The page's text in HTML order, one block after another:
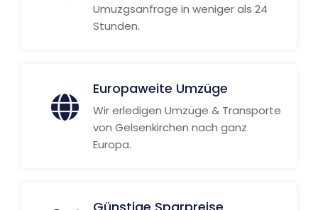
Umuzgsanfrage in weniger als 24
Stunden.
Europaweite Umzüge
Wir erledigen Umzüge & Transporte
von Gelsenkirchen nach ganz
Europa.